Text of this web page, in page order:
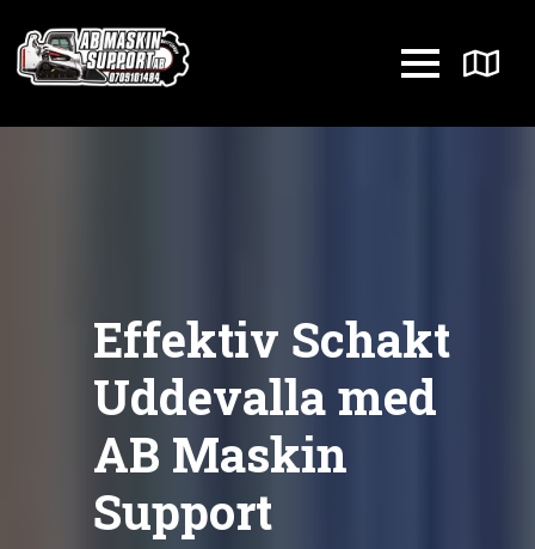
Effektiv Schakt
Uddevalla med
AB Maskin
Support